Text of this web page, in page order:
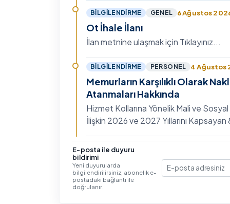
fon mekanizmala…
BILGILENDIRME GENEL 6 Ağustos
Ot İhale İlanı
İlan metnine ulaşmak için Tıklayınız...
BILGILENDIRME PERSONEL 4 Ağustos
Memurların Karşılıklı Olarak
Atanmaları Hakkında
Hizmet Kollarına Yönelik Mali ve
İlişkin 2026 ve 2027 Yıllarını
Hizmet…
BILGILENDIRME
IV. Uluslararası İlişkiler
Ayrıntılı bilgi ve başvuru için Tıklayınız...
E-posta ile duyuru
bildirimi
Yeni duyurularda
bilgilendirilirsiniz; abonelik e-
postadaki bağlantı ile
doğrulanır.
E-posta